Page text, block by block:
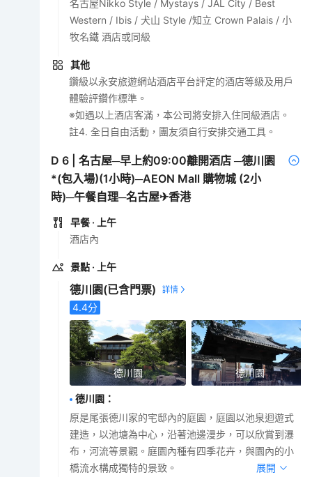
名古屋Nikko Style / Mystays / JAL City / Best
Western / Ibis / 犬山 Style /知立 Crown Palais / 小
牧名鐵 酒店或同級
其他
鑽級以永安旅遊網站酒店平台評定的酒店等級及用戶
體驗評鑽作標準。
※如遇以上酒店客滿，本公司將安排入住同級酒店。
註4. 全日自由活動，團友須自行安排交通工具。
D6 |名古屋─早上約09:00離開酒店 ─德川園
*(包入場)(1小時)─AEON Mall 購物城 (2小
時)─午餐自理─名古屋✈香港
早餐 · 上午
酒店內
景點 · 上午
德川園(已含門票)
4.4分
德川園 德川園
德川園 ：
原是尾張德川家的宅邸內的庭園，庭園以池泉迴遊式
建造，以池塘為中心，沿著池邊漫步，可以欣賞到瀑
布，河流等景觀。庭園內種有四季花卉，與園內的小
橋流水構成獨特的景致。
展開